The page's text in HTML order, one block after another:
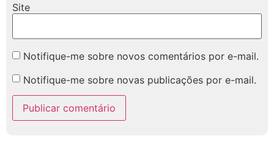
Site
Notifique-me sobre novos comentários por e-mail.
Notifique-me sobre novas publicações por e-mail.